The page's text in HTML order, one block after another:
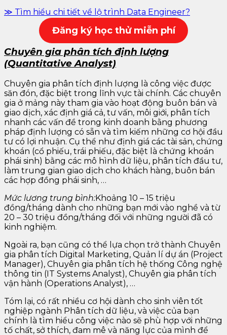
≫ Tìm hiểu chi tiết về lộ trình Data Engineer?
Đăng ký học thử miễn phí
Chuyên gia phân tích định lượng
(Quantitative Analyst)
Chuyên gia phân tích định lượng là công việc được
săn đón, đặc biệt trong lĩnh vực tài chính. Các chuyên
gia ở mảng này tham gia vào hoạt động buôn bán và
giao dịch, xác định giá cả, tư vấn, môi giới, phân tích
nhanh các vấn đề trong kinh doanh bằng phương
pháp định lượng có sẵn và tìm kiếm những cơ hội đầu
tư có lợi nhuận. Cụ thể như định giá các tài sản, chứng
khoán (cổ phiếu, trái phiếu, đặc biệt là chứng khoán
phái sinh) bằng các mô hình dữ liệu, phân tích đầu tư,
làm trung gian giao dịch cho khách hàng, buôn bán
các hợp đồng phái sinh, …
Mức lương trung bình:Khoảng 10 – 15 triệu
đồng/tháng dành cho những bạn mới vào nghề và từ
20 – 30 triệu đồng/tháng đối với những người đã có
kinh nghiệm.
Ngoài ra, bạn cũng có thể lựa chọn trở thành Chuyên
gia phân tích Digital Marketing, Quản lí dự án (Project
Manager), Chuyên gia phân tích hệ thống Công nghệ
thông tin (IT Systems Analyst), Chuyên gia phân tích
vận hành (Operations Analyst), …
Tóm lại, có rất nhiều cơ hội dành cho sinh viên tốt
nghiệp ngành Phân tích dữ liệu, và việc của bạn
chính là tìm hiểu công việc nào sẽ phù hợp với những
tố chất, sở thích, đam mê và năng lực của mình để